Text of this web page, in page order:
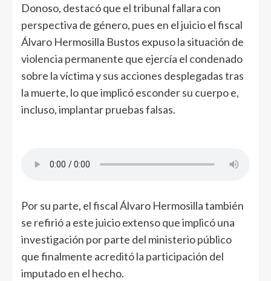
Donoso, destacó que el tribunal fallara con
perspectiva de género, pues en el juicio el fiscal
Álvaro Hermosilla Bustos expuso la situación de
violencia permanente que ejercía el condenado
sobre la víctima y sus acciones desplegadas tras
la muerte, lo que implicó esconder su cuerpo e,
incluso, implantar pruebas falsas.
Por su parte, el fiscal Álvaro Hermosilla también
se refirió a este juicio extenso que implicó una
investigación por parte del ministerio público
que finalmente acreditó la participación del
imputado en el hecho.